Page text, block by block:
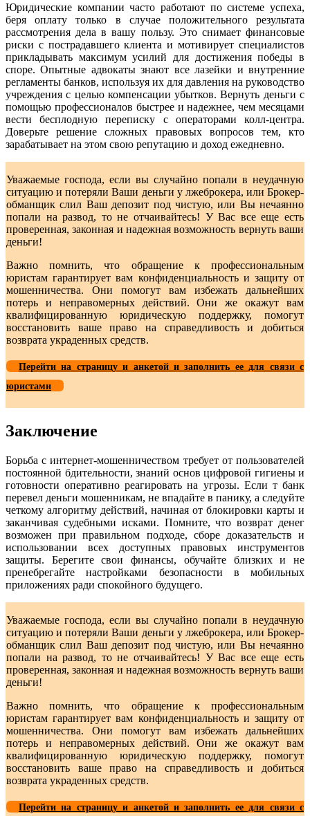
Юридические компании часто работают по системе успеха,
беря оплату только в случае положительного результата
рассмотрения дела в вашу пользу. Это снимает финансовые
риски с пострадавшего клиента и мотивирует специалистов
прикладывать максимум усилий для достижения победы в
споре. Опытные адвокаты знают все лазейки и внутренние
регламенты банков, используя их для давления на руководство
учреждения с целью компенсации убытков. Вернуть деньги с
помощью профессионалов быстрее и надежнее, чем месяцами
вести бесплодную переписку с операторами колл-центра.
Доверьте решение сложных правовых вопросов тем, кто
зарабатывает на этом свою репутацию и доход ежедневно.
Уважаемые господа, если вы случайно попали в неудачную
ситуацию и потеряли Ваши деньги у лжеброкера, или Брокер-
обманщик слил Ваш депозит под чистую, или Вы нечаянно
попали на развод, то не отчаивайтесь! У Вас все еще есть
проверенная, законная и надежная возможность вернуть ваши
деньги!
Важно помнить, что обращение к профессиональным
юристам гарантирует вам конфиденциальность и защиту от
мошенничества. Они помогут вам избежать дальнейших
потерь и неправомерных действий. Они же окажут вам
квалифицированную юридическую поддержку, помогут
восстановить ваше право на справедливость и добиться
возврата украденных средств.
Перейти на страницу и анкетой и заполнить ее для связи с
юристами
Заключение
Борьба с интернет-мошенничеством требует от пользователей
постоянной бдительности, знаний основ цифровой гигиены и
готовности оперативно реагировать на угрозы. Если т банк
перевел деньги мошенникам, не впадайте в панику, а следуйте
четкому алгоритму действий, начиная от блокировки карты и
заканчивая судебными исками. Помните, что возврат денег
возможен при правильном подходе, сборе доказательств и
использовании всех доступных правовых инструментов
защиты. Берегите свои финансы, обучайте близких и не
пренебрегайте настройками безопасности в мобильных
приложениях ради спокойного будущего.
Уважаемые господа, если вы случайно попали в неудачную
ситуацию и потеряли Ваши деньги у лжеброкера, или Брокер-
обманщик слил Ваш депозит под чистую, или Вы нечаянно
попали на развод, то не отчаивайтесь! У Вас все еще есть
проверенная, законная и надежная возможность вернуть ваши
деньги!
Важно помнить, что обращение к профессиональным
юристам гарантирует вам конфиденциальность и защиту от
мошенничества. Они помогут вам избежать дальнейших
потерь и неправомерных действий. Они же окажут вам
квалифицированную юридическую поддержку, помогут
восстановить ваше право на справедливость и добиться
возврата украденных средств.
Перейти на страницу и анкетой и заполнить ее для связи с